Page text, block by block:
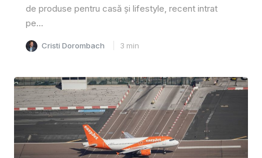
de produse pentru casă și lifestyle, recent intrat
pe...
Cristi Dorombach 3 min